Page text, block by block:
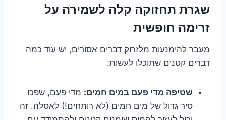
שגרת תחזוקה קלה לשמירה על
זרימה חופשית
מעבר להימנעות מלזרוק דברים אסורים, יש עוד כמה
דברים קטנים שתוכלו לעשות:
שטיפה מדי פעם במים חמים: מדי פעם, שפכו
סיר גדול של מים חמים (לא רותחים!) לאסלה. זה